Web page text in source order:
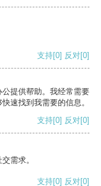
支持[0] 反对[0]
提供帮助。我经常需要
速找到我需要的信息。
支持[0] 反对[0]
需求。
支持[0] 反对[0]